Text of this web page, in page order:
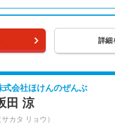
詳細
式会社ほけんのぜんぶ
田 涼
サカタ リョウ）